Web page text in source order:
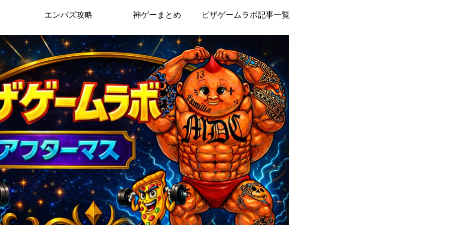
エンパズ攻略 神ゲーまとめ ピザゲームラボ記事一覧